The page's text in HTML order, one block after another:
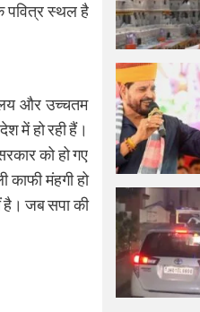
पवित्र स्थल है
और उच्चतम
में हो रही हैं।
को हो गए
काफी मंहगी हो
है। जब सपा की